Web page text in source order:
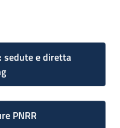
sedute e diretta
PNRR